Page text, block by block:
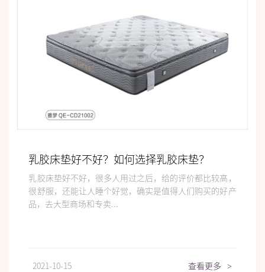
乳胶床垫好不好？如何选择乳胶床垫？
乳胶床垫好不好，很多人用过之后，给的评价都比较高，
很舒服，还能让人睡个好觉，确实是值得人们购买的好产
品，去大型商场和专卖...
2021-10-15 查看更多 >